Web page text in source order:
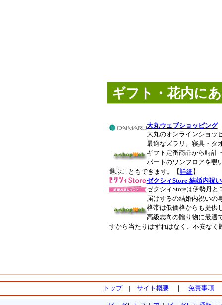
ギフト・花内に
大丸ウェブショッピング
大丸のオンラインショッ
最適なズラリ。寝具・タ
ギフト定番商品から時計
パートのワンフロアを覗
選ぶこともできます。【詳細 】
ゼクシィStore-結婚内祝
ゼクシィStoreは伊勢丹と
届けするの結婚内祝いの
格帯は低価格からも提供
高級志向の贈り物に最適
すから当たりはずれはなく、不安なく
トップ| サイト概要｜ 免責事項